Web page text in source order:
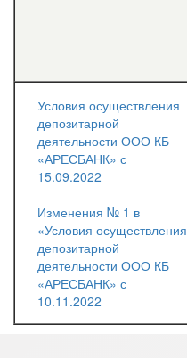
Условия осуществления
депозитарной
деятельности ООО КБ
«АРЕСБАНК» с
15.09.2022
Изменения № 1 в
«Условия осуществления
депозитарной
деятельности ООО КБ
«АРЕСБАНК» с
10.11.2022